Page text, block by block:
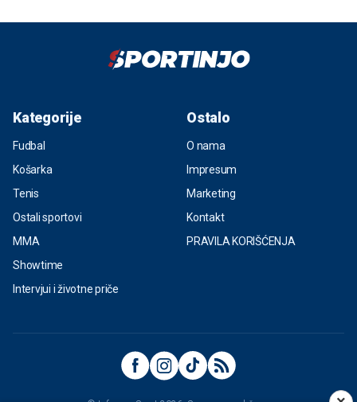
Kategorije
Fudbal
Košarka
Tenis
Ostali sportovi
MMA
Showtime
Intervjui i životne priče
Ostalo
O nama
Impresum
Marketing
Kontakt
PRAVILA KORIŠĆENJA